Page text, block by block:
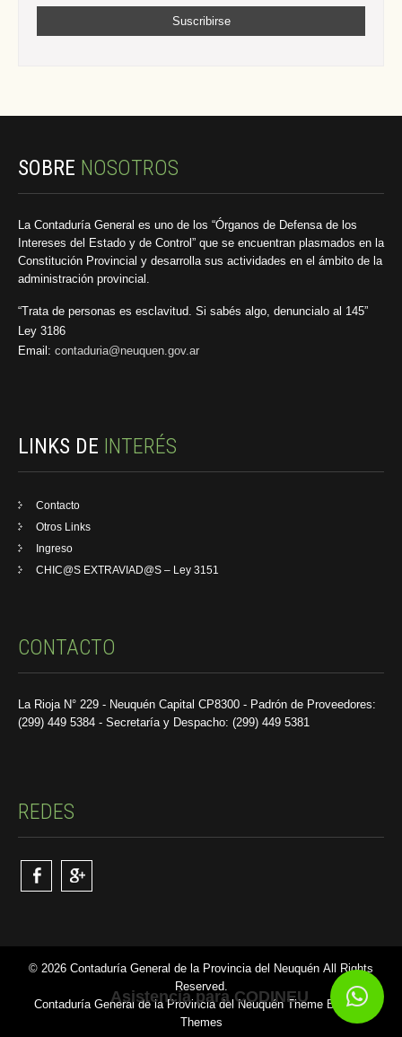
SOBRE NOSOTROS
La Contaduría General es uno de los “Órganos de Defensa de los
Intereses del Estado y de Control” que se encuentran plasmados en la
Constitución Provincial y desarrolla sus actividades en el ámbito de la
administración provincial.
“Trata de personas es esclavitud. Si sabés algo, denuncialo al 145”
Ley 3186
Email: contaduria@neuquen.gov.ar
LINKS DE INTERÉS
Contacto
Otros Links
Ingreso
CHIC@S EXTRAVIAD@S – Ley 3151
CONTACTO
La Rioja N° 229 - Neuquén Capital CP8300 - Padrón de Proveedores:
(299) 449 5384 - Secretaría y Despacho: (299) 449 5381
REDES
© 2026 Contaduría General de la Provincia del Neuquén All Rights
Reserved.
Contaduría General de la Provincia del Neuquén Theme By SKT
Themes
Asistencia para CODINEU